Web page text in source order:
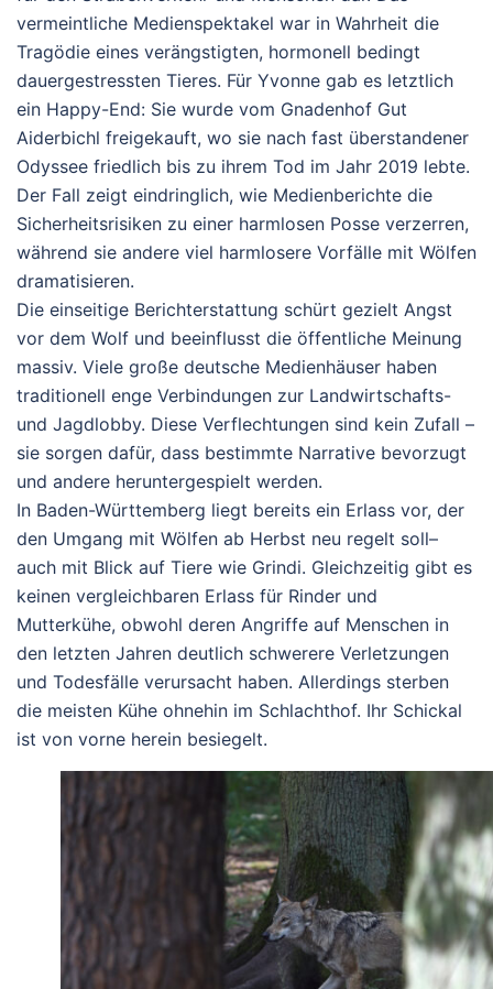
vermeintliche Medienspektakel war in Wahrheit die
Tragödie eines verängstigten, hormonell bedingt
dauergestressten Tieres. Für Yvonne gab es letztlich
ein Happy-End: Sie wurde vom Gnadenhof Gut
Aiderbichl freigekauft, wo sie nach fast überstandener
Odyssee friedlich bis zu ihrem Tod im Jahr 2019 lebte.
Der Fall zeigt eindringlich, wie Medienberichte die
Sicherheitsrisiken zu einer harmlosen Posse verzerren,
während sie andere viel harmlosere Vorfälle mit Wölfen
dramatisieren.
Die einseitige Berichterstattung schürt gezielt Angst
vor dem Wolf und beeinflusst die öffentliche Meinung
massiv. Viele große deutsche Medienhäuser haben
traditionell enge Verbindungen zur Landwirtschafts-
und Jagdlobby. Diese Verflechtungen sind kein Zufall –
sie sorgen dafür, dass bestimmte Narrative bevorzugt
und andere heruntergespielt werden.
In Baden-Württemberg liegt bereits ein Erlass vor, der
den Umgang mit Wölfen ab Herbst neu regelt soll–
auch mit Blick auf Tiere wie Grindi. Gleichzeitig gibt es
keinen vergleichbaren Erlass für Rinder und
Mutterkühe, obwohl deren Angriffe auf Menschen in
den letzten Jahren deutlich schwerere Verletzungen
und Todesfälle verursacht haben. Allerdings sterben
die meisten Kühe ohnehin im Schlachthof. Ihr Schickal
ist von vorne herein besiegelt.